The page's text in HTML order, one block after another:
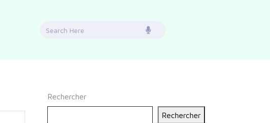
Search
Rechercher
Rechercher